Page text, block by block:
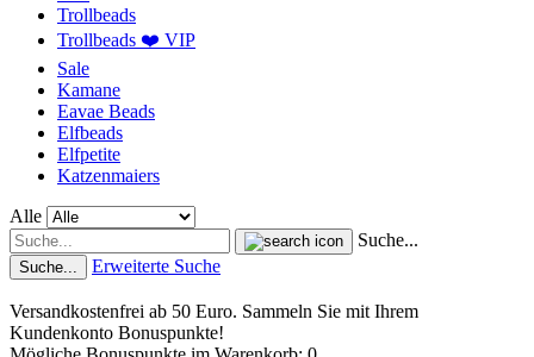
Trollbeads
Trollbeads ❤️ VIP
Sale
Kamane
Eavae Beads
Elfbeads
Elfpetite
Katzenmaiers
Alle
Suche...
Suche... Erweiterte Suche
Versandkostenfrei ab 50 Euro. Sammeln Sie mit Ihrem
Kundenkonto Bonuspunkte!